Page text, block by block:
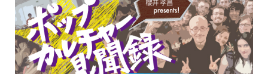
Bahasa Indonesia